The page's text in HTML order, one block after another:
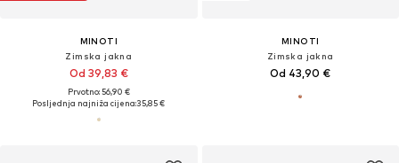
MINOTI
Zimska jakna
Od 39,83 €
Prvotno: 56,90 €
Posljednja najniža cijena:35,85 €
MINOTI
Zimska jakna
Od 43,90 €